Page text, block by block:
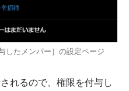
したメンバー］の設定ページ
れるので、権限を付与し